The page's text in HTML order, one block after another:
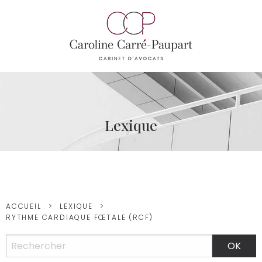
Lexique
ACCUEIL
LEXIQUE
RYTHME CARDIAQUE FŒTALE (RCF)